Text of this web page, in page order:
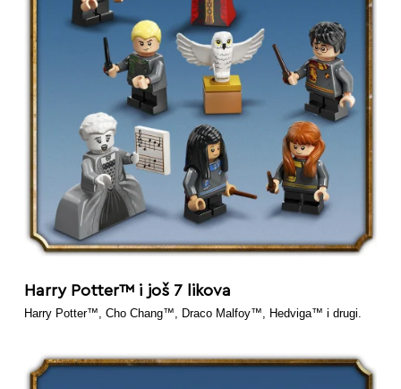
Harry Potter™ i još 7 likova
Harry Potter™, Cho Chang™, Draco Malfoy™, Hedviga™ i drugi.